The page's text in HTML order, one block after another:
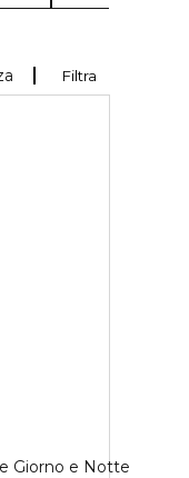
Filtra
Giorno e Notte